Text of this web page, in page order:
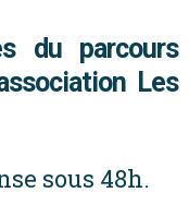
du parcours
Les
sous 48h.